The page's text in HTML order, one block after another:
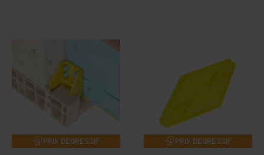
PRIX DEGRESSIF PRIX DEGRESSIF